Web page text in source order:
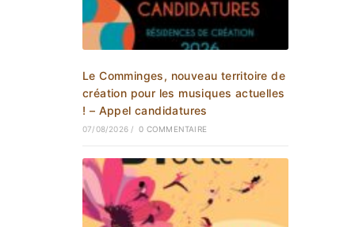
Le Comminges, nouveau territoire de
création pour les musiques actuelles
! – Appel candidatures
07/08/2026 / 0 COMMENTAIRE